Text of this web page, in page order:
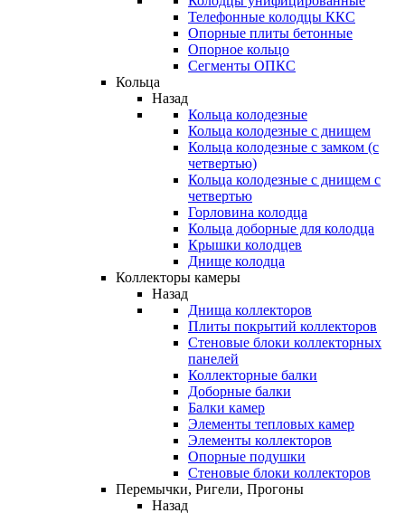
Телефонные колодцы ККС
Опорные плиты бетонные
Опорное кольцо
Сегменты ОПКС
Кольца
Назад
Кольца колодезные
Кольца колодезные с днищем
Кольца колодезные с замком (с
четвертью)
Кольца колодезные с днищем с
четвертью
Горловина колодца
Кольца доборные для колодца
Крышки колодцев
Днище колодца
Коллекторы камеры
Назад
Днища коллекторов
Плиты покрытий коллекторов
Стеновые блоки коллекторных
панелей
Коллекторные балки
Доборные балки
Балки камер
Элементы тепловых камер
Элементы коллекторов
Опорные подушки
Стеновые блоки коллекторов
Перемычки, Ригели, Прогоны
Назад